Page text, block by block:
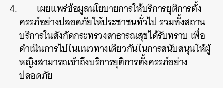
เผยแพร่ข้อมูลนโยบายการให้บริการยุติการตั้ง
ครรภ์อย่างปลอดภัยให้ประชาชนทั่วไป รวมทั้งสถาน
บริการในสังกัดกระทรวงสาธารณสุขได้รับทราบ เพื่อ
ดำเนินการไปในแนวทางเดียวกันในการสนับสนุนให้ผู้
หญิงสามารถเข้าถึงบริการยุติการตั้งครรภ์อย่าง
ปลอดภัย